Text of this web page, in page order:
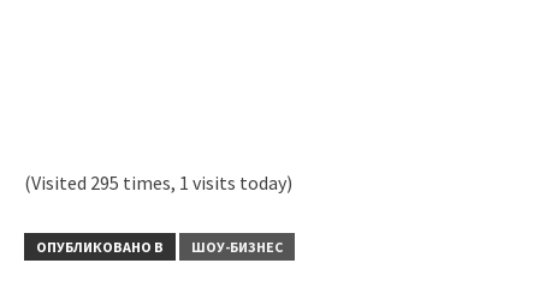
(Visited 295 times, 1 visits today)
ОПУБЛИКОВАНО В ШОУ-БИЗНЕС